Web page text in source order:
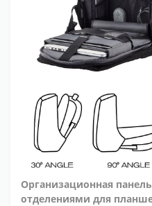
Организационная
отделениями для